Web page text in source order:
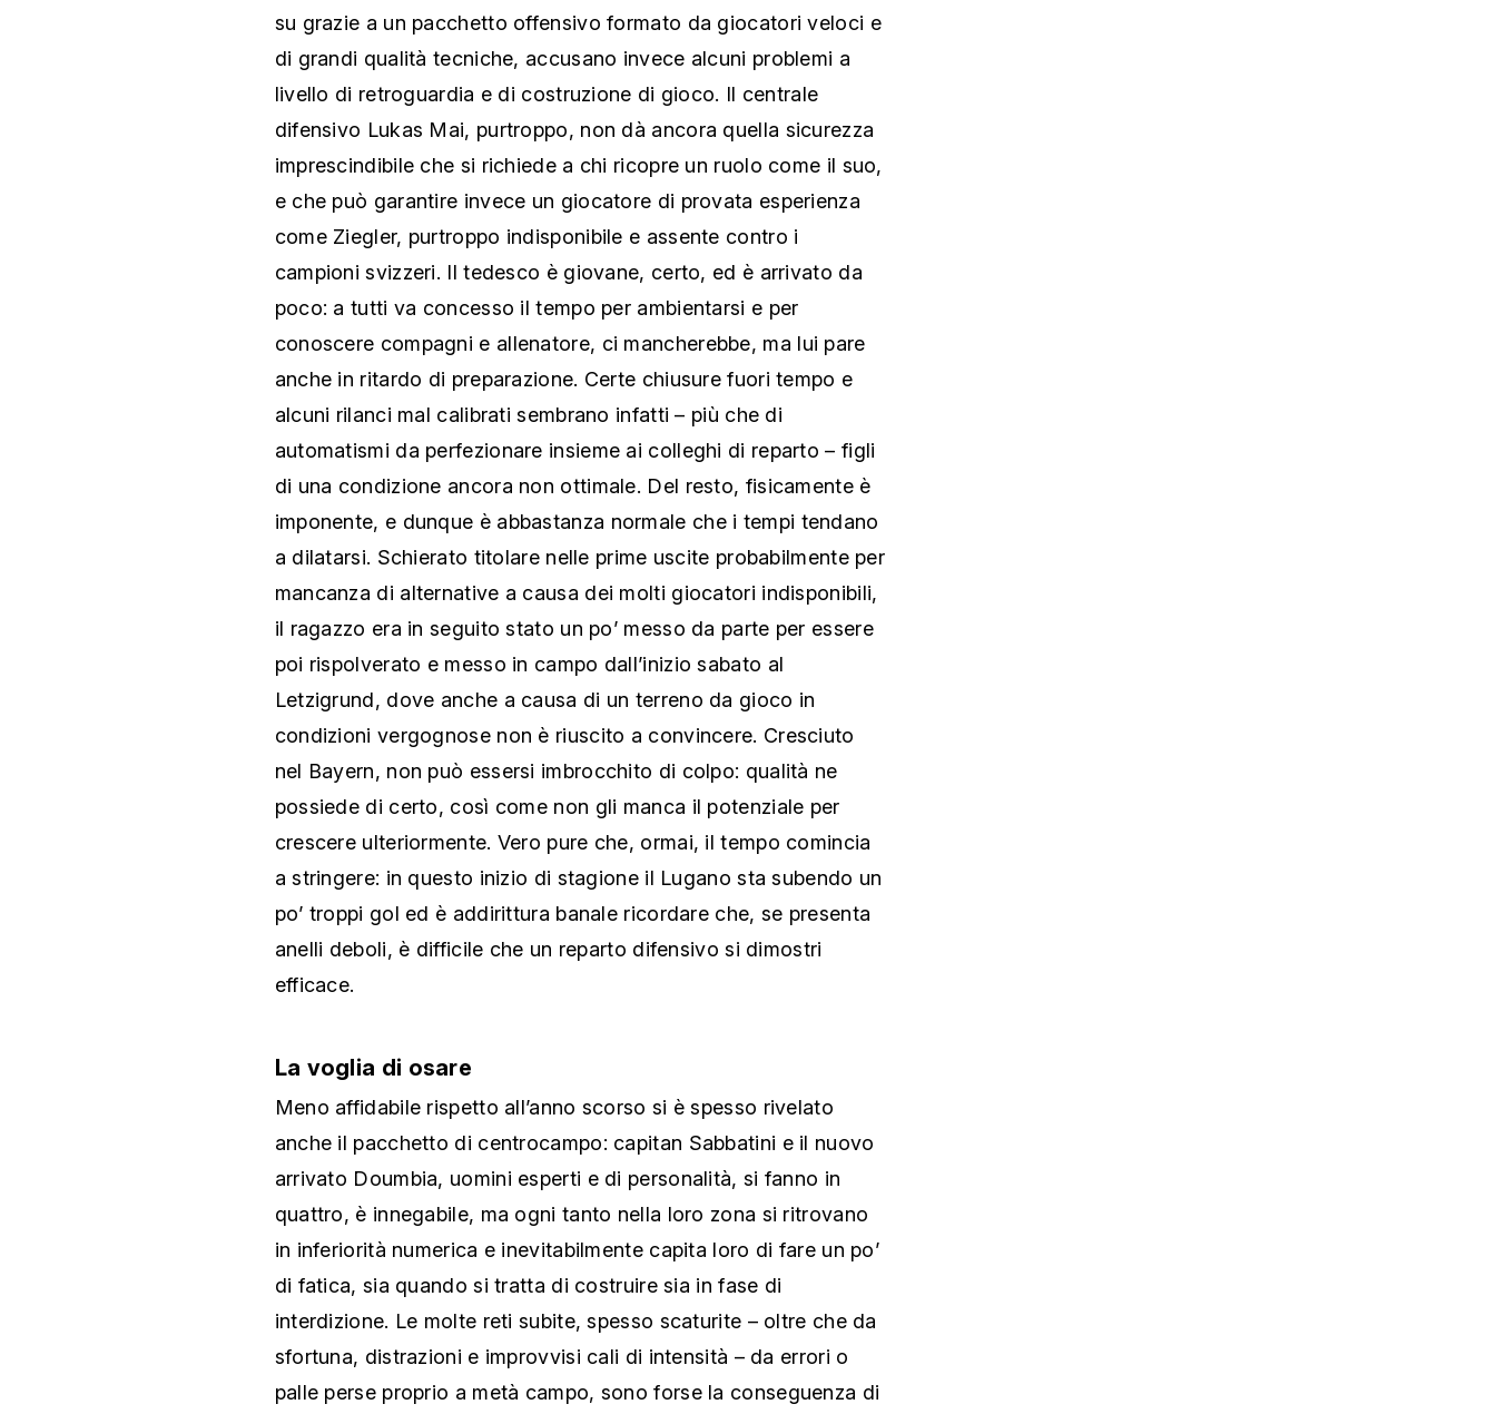
su grazie a un pacchetto offensivo formato da giocatori veloci e
di grandi qualità tecniche, accusano invece alcuni problemi a
livello di retroguardia e di costruzione di gioco. Il centrale
difensivo Lukas Mai, purtroppo, non dà ancora quella sicurezza
imprescindibile che si richiede a chi ricopre un ruolo come il suo,
e che può garantire invece un giocatore di provata esperienza
come Ziegler, purtroppo indisponibile e assente contro i
campioni svizzeri. Il tedesco è giovane, certo, ed è arrivato da
poco: a tutti va concesso il tempo per ambientarsi e per
conoscere compagni e allenatore, ci mancherebbe, ma lui pare
anche in ritardo di preparazione. Certe chiusure fuori tempo e
alcuni rilanci mal calibrati sembrano infatti – più che di
automatismi da perfezionare insieme ai colleghi di reparto – figli
di una condizione ancora non ottimale. Del resto, fisicamente è
imponente, e dunque è abbastanza normale che i tempi tendano
a dilatarsi. Schierato titolare nelle prime uscite probabilmente per
mancanza di alternative a causa dei molti giocatori indisponibili,
il ragazzo era in seguito stato un po’ messo da parte per essere
poi rispolverato e messo in campo dall’inizio sabato al
Letzigrund, dove anche a causa di un terreno da gioco in
condizioni vergognose non è riuscito a convincere. Cresciuto
nel Bayern, non può essersi imbrocchito di colpo: qualità ne
possiede di certo, così come non gli manca il potenziale per
crescere ulteriormente. Vero pure che, ormai, il tempo comincia
a stringere: in questo inizio di stagione il Lugano sta subendo un
po’ troppi gol ed è addirittura banale ricordare che, se presenta
anelli deboli, è difficile che un reparto difensivo si dimostri
efficace.
La voglia di osare
Meno affidabile rispetto all’anno scorso si è spesso rivelato
anche il pacchetto di centrocampo: capitan Sabbatini e il nuovo
arrivato Doumbia, uomini esperti e di personalità, si fanno in
quattro, è innegabile, ma ogni tanto nella loro zona si ritrovano
in inferiorità numerica e inevitabilmente capita loro di fare un po’
di fatica, sia quando si tratta di costruire sia in fase di
interdizione. Le molte reti subite, spesso scaturite – oltre che da
sfortuna, distrazioni e improvvisi cali di intensità – da errori o
palle perse proprio a metà campo, sono forse la conseguenza di